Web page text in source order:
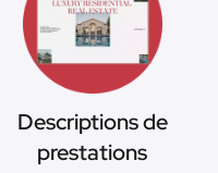
Descriptions de
prestations